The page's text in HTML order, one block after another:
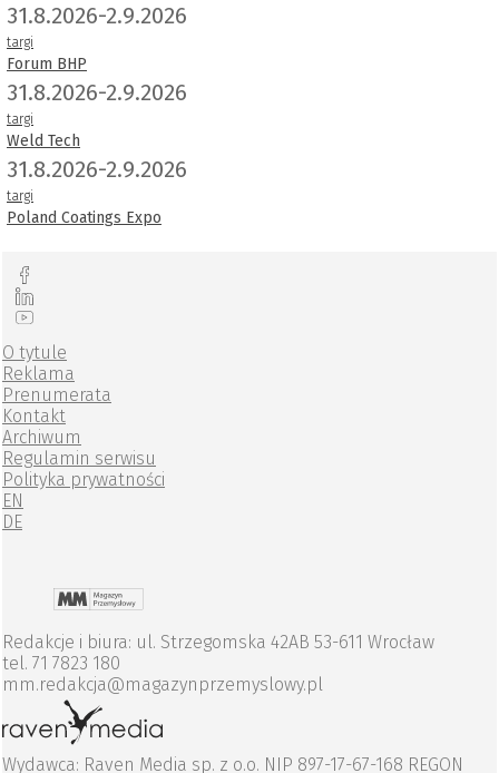
31.8.2026-2.9.2026
targi
Forum BHP
31.8.2026-2.9.2026
targi
Weld Tech
31.8.2026-2.9.2026
targi
Poland Coatings Expo
O tytule
Reklama
Prenumerata
Kontakt
Archiwum
Regulamin serwisu
Polityka prywatności
EN
DE
Redakcje i biura: ul. Strzegomska 42AB 53-611 Wrocław
tel. 71 7823 180
mm.redakcja@magazynprzemyslowy.pl
Wydawca: Raven Media sp. z o.o. NIP 897-17-67-168 REGON